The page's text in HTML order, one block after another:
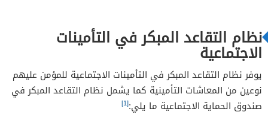
نظام التقاعد المبكر في التأمينات
الاجتماعية
يوفر نظام التقاعد المبكر في التأمينات الاجتماعية للمؤمن عليهم
نوعين من المعاشات التأمينية كما يشمل نظام التقاعد المبكر في
صندوق الحماية الاجتماعية ما يلي:[1]